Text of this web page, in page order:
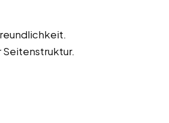
Seitenstruktur.